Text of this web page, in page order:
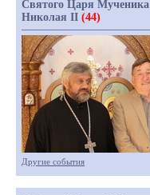
Святого Царя Мученика
Николая II (44)
Другие события